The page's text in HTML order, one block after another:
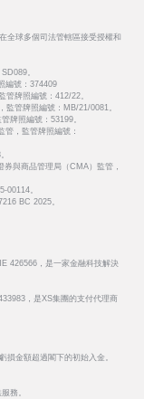
全球多個司法管轄區接受授權和
。
編號：374409
牌照編號：412/22。
管牌照編號：MB/21/0081。
牌照編號：53199。
，監管牌照編號：
與商品管理局（CMA）監管，
00114。
BC 2025。
426566，是一家金融科技解決
，是XS集團的支付代理商
損金額超過閣下的初始入金。
務。